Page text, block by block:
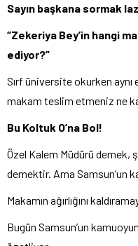
Sayın başkana sormak
“Zekeriya Bey’in hangi
ediyor?”
Sırf üniversite okurken
makam teslim etmeniz ne
Bu Koltuk O’na Bol!
Özel Kalem Müdürü demek,
demektir. Ama Samsun’un
Makamın ağırlığını
Bugün Samsun’un